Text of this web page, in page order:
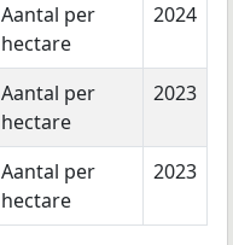
Aantal per
hectare
2024
Aantal per
hectare
2023
Aantal per
hectare
2023